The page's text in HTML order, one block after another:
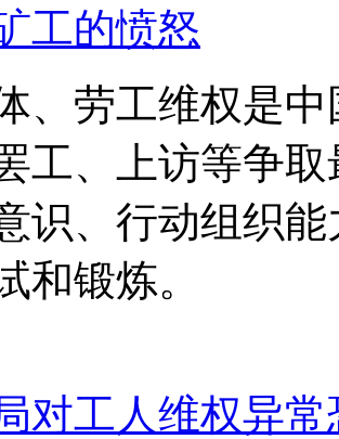
工的愤怒
、劳工维权是
工、上访等争
识、行动组织
和锻炼。
对工人维权异